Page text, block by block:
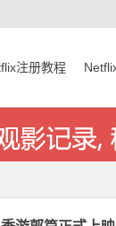
注册教程